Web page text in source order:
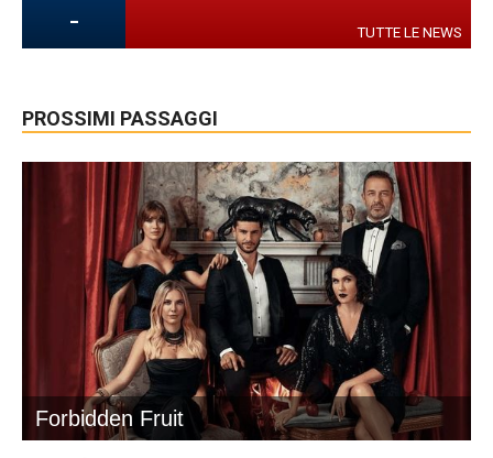
- TUTTE LE NEWS
PROSSIMI PASSAGGI
Forbidden Fruit